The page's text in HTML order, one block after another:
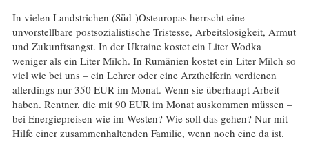
In vielen Landstrichen (Süd-)Osteuropas herrscht eine
unvorstellbare postsozialistische Tristesse, Arbeitslosigkeit, Armut
und Zukunftsangst. In der Ukraine kostet ein Liter Wodka
weniger als ein Liter Milch. In Rumänien kostet ein Liter Milch so
viel wie bei uns – ein Lehrer oder eine Arzthelferin verdienen
allerdings nur 350 EUR im Monat. Wenn sie überhaupt Arbeit
haben. Rentner, die mit 90 EUR im Monat auskommen müssen –
bei Energiepreisen wie im Westen? Wie soll das gehen? Nur mit
Hilfe einer zusammenhaltenden Familie, wenn noch eine da ist.